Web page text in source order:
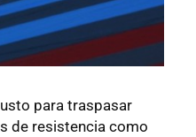
para traspasar
de resistencia como